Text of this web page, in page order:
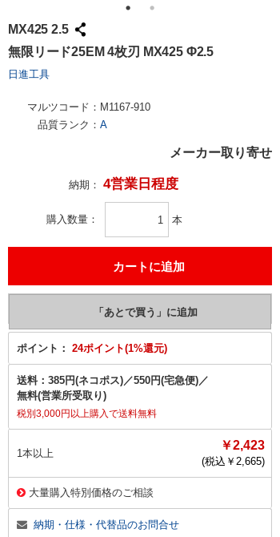
MX425 2.5
無限リード25EM 4枚刃 MX425 Φ2.5
日進工具
マルツコード： M1167-910
品質ランク： A
メーカー取り寄せ
納期： 4営業日程度
購入数量 本
ポイント： 24ポイント(1%還元)
送料： 385円(ネコポス)／550円(宅急便)／
無料(営業所受取り)
税別3,000円以上購入で送料無料
1本以上
￥2,423
(税込￥ 2,665)
大量購入特別価格のご相談
納期・仕様・代替品のお問合せ